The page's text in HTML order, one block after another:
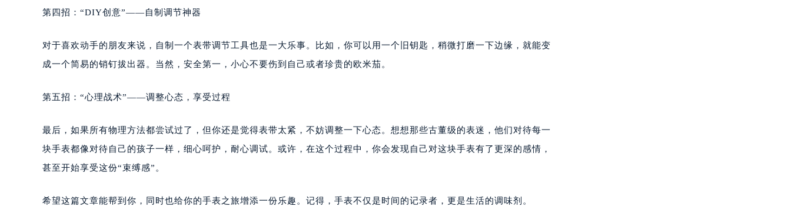
第四招：“DIY创意”——自制调节神器
对于喜欢动手的朋友来说，自制一个表带调节工具也是一大乐事。比如，你可以用一个旧钥匙，稍微打磨一下边缘，就能变
成一个简易的销钉拔出器。当然，安全第一，小心不要伤到自己或者珍贵的欧米茄。
第五招：“心理战术”——调整心态，享受过程
最后，如果所有物理方法都尝试过了，但你还是觉得表带太紧，不妨调整一下心态。想想那些古董级的表迷，他们对待每一
块手表都像对待自己的孩子一样，细心呵护，耐心调试。或许，在这个过程中，你会发现自己对这块手表有了更深的感情，
甚至开始享受这份“束缚感”。
希望这篇文章能帮到你，同时也给你的手表之旅增添一份乐趣。记得，手表不仅是时间的记录者，更是生活的调味剂。